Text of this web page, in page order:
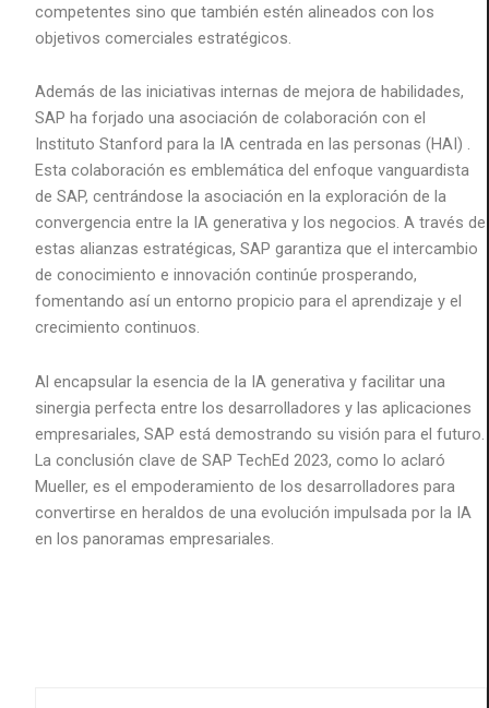
competentes sino que también estén alineados con los
objetivos comerciales estratégicos.
Además de las iniciativas internas de mejora de habilidades,
SAP ha forjado una asociación de colaboración con el
Instituto Stanford para la IA centrada en las personas (HAI) .
Esta colaboración es emblemática del enfoque vanguardista
de SAP, centrándose la asociación en la exploración de la
convergencia entre la IA generativa y los negocios. A través de
estas alianzas estratégicas, SAP garantiza que el intercambio
de conocimiento e innovación continúe prosperando,
fomentando así un entorno propicio para el aprendizaje y el
crecimiento continuos.
Al encapsular la esencia de la IA generativa y facilitar una
sinergia perfecta entre los desarrolladores y las aplicaciones
empresariales, SAP está demostrando su visión para el futuro.
La conclusión clave de SAP TechEd 2023, como lo aclaró
Mueller, es el empoderamiento de los desarrolladores para
convertirse en heraldos de una evolución impulsada por la IA
en los panoramas empresariales.